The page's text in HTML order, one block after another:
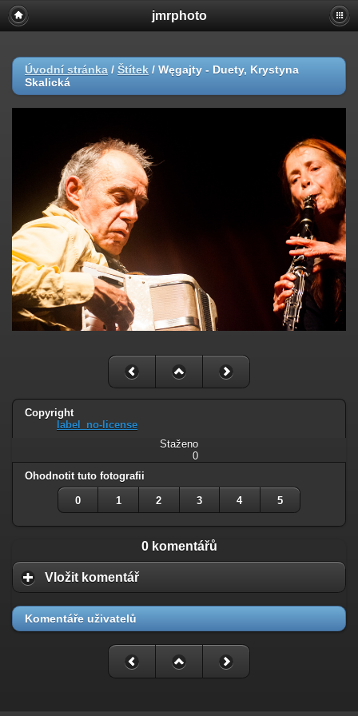
jmrphoto
Úvodní stránka / Štítek / Węgajty - Duety, Krystyna
Skalická
Copyright
label_no-license
Staženo
0
Ohodnotit tuto fotografii
0 1 2 3 4 5
0 komentářů
Vložit komentář
Komentáře uživatelů